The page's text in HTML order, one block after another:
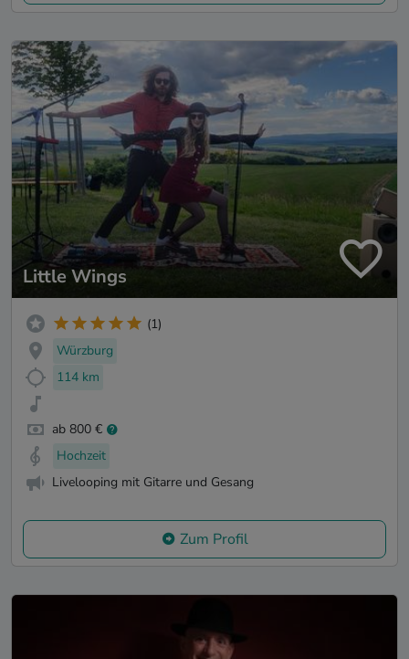
Little Wings
(1)
Würzburg
114 km
ab 800 €
Hochzeit
Livelooping mit Gitarre und Gesang
Zum Profil